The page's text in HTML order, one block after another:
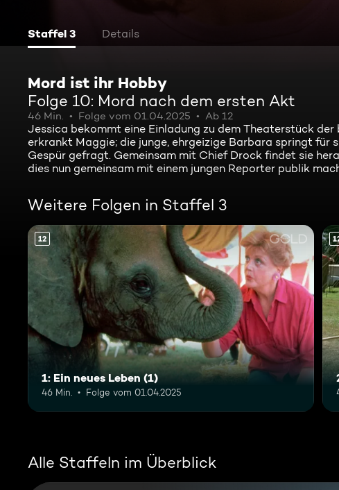
Staffel 3 Details
Mord ist ihr Hobby
Folge 10: Mord nach dem ersten Akt
46 Min. Folge vom 01.04.2025 Ab 12
Jessica bekommt eine Einladung zu dem Theaterstück
erkrankt Maggie; die junge, ehrgeizige Barbara springt für
Gespür gefragt. Gemeinsam mit Chief Drock findet sie
dies nun gemeinsam mit einem jungen Reporter publik
Weitere Folgen in Staffel 3
12
1: Ein neues Leben (1)
46 Min. Folge vom 01.04.2025
Alle Staffeln im Überblick